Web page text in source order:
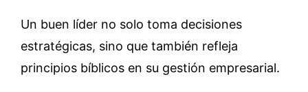
Un buen líder no solo toma decisiones
estratégicas, sino que también refleja
principios bíblicos en su gestión empresarial.